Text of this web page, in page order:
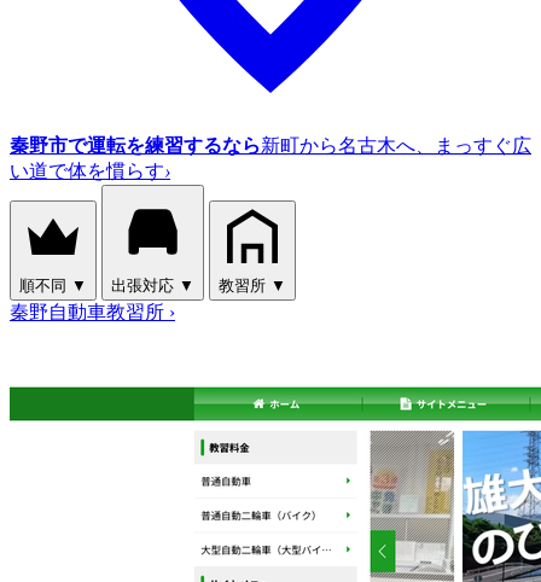
秦野市で運転を練習するなら新町から名古木へ、まっすぐ広
い道で体を慣らす›
順不同 ▼ 出張対応 ▼ 教習所 ▼
秦野自動車教習所 ›